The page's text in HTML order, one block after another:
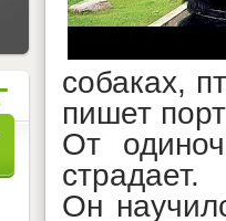
собаках,
пишет
От
страдает.
Он